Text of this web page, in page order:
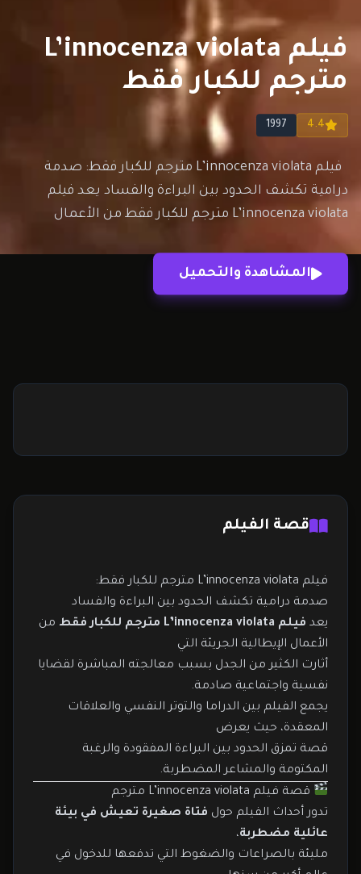
فيلم L’innocenza violata
مترجم للكبار فقط
4.4
1997
فيلم L’innocenza violata مترجم للكبار فقط: صدمة
درامية تكشف الحدود بين البراءة والفساد يعد فيلم
L’innocenza violata مترجم للكبار فقط من الأعمال
معالجته المباشرة لقضايا نفسية واجتماعية صادمة.
يجمع الفيلم بين الدراما والتوتر النفسي والعلاقات
المشاهدة والتحميل
قصة الفيلم
فيلم L’innocenza violata مترجم للكبار فقط:
صدمة درامية تكشف الحدود بين البراءة والفساد
يعد فيلم L’innocenza violata مترجم للكبار فقط
من
الأعمال الإيطالية الجريئة التي
أثارت الكثير من الجدل بسبب معالجته المباشرة لقضايا
نفسية واجتماعية صادمة.
يجمع الفيلم بين الدراما والتوتر النفسي والعلاقات
المعقدة، حيث يعرض
قصة تمزق الحدود بين البراءة المفقودة والرغبة
المكتومة والمشاعر المضطربة.
قصة فيلم L’innocenza violata مترجم
تدور أحداث الفيلم حول فتاة صغيرة تعيش في بيئة
عائلية مضطربة،
مليئة بالصراعات والضغوط التي تدفعها للدخول في